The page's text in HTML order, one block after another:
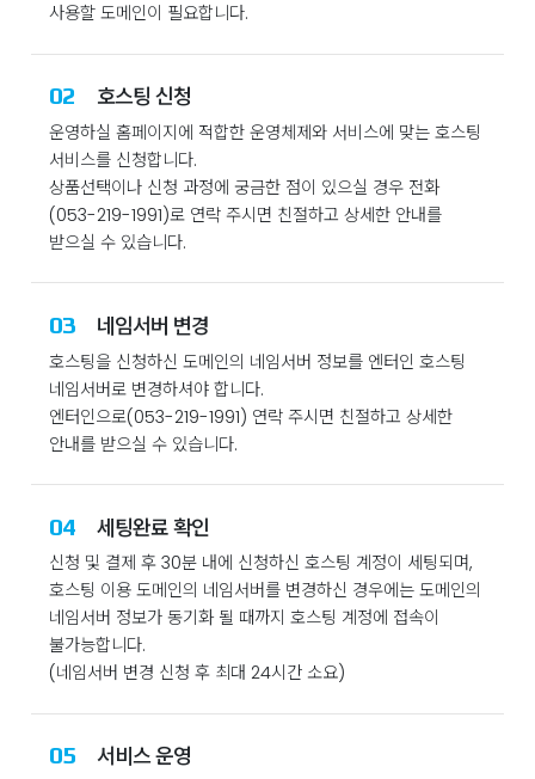
사용할 도메인이 필요합니다.
02 호스팅 신청
운영하실 홈페이지에 적합한 운영체제와 서비스에 맞는 호스팅
서비스를 신청합니다.
상품선택이나 신청 과정에 궁금한 점이 있으실 경우 전화
(053-219-1991)로 연락 주시면 친절하고 상세한 안내를
받으실 수 있습니다.
03 네임서버 변경
호스팅을 신청하신 도메인의 네임서버 정보를 엔터인 호스팅
네임서버로 변경하셔야 합니다.
엔터인으로(053-219-1991) 연락 주시면 친절하고 상세한
안내를 받으실 수 있습니다.
04 세팅완료 확인
신청 및 결제 후 30분 내에 신청하신 호스팅 계정이 세팅되며,
호스팅 이용 도메인의 네임서버를 변경하신 경우에는 도메인의
네임서버 정보가 동기화 될 때까지 호스팅 계정에 접속이
불가능합니다.
(네임서버 변경 신청 후 최대 24시간 소요)
05 서비스 운영